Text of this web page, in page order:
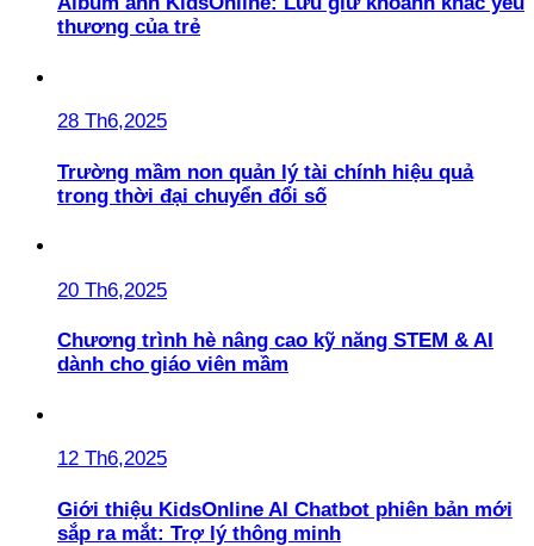
thương của trẻ
28 Th6,2025
Trường mầm non quản lý tài chính hiệu quả
trong thời đại chuyển đổi số
20 Th6,2025
Chương trình hè nâng cao kỹ năng STEM & AI
dành cho giáo viên mầm
12 Th6,2025
Giới thiệu KidsOnline AI Chatbot phiên bản mới
sắp ra mắt: Trợ lý thông minh